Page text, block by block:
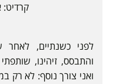
קרדיט:
לפני כשנתיים,
והתבסס, זיהינו,
ואני צורך נוסף: לא רק